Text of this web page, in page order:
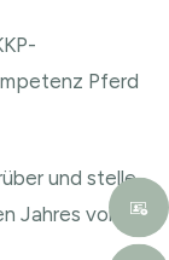
Pferd
und stelle
Jahres vor.